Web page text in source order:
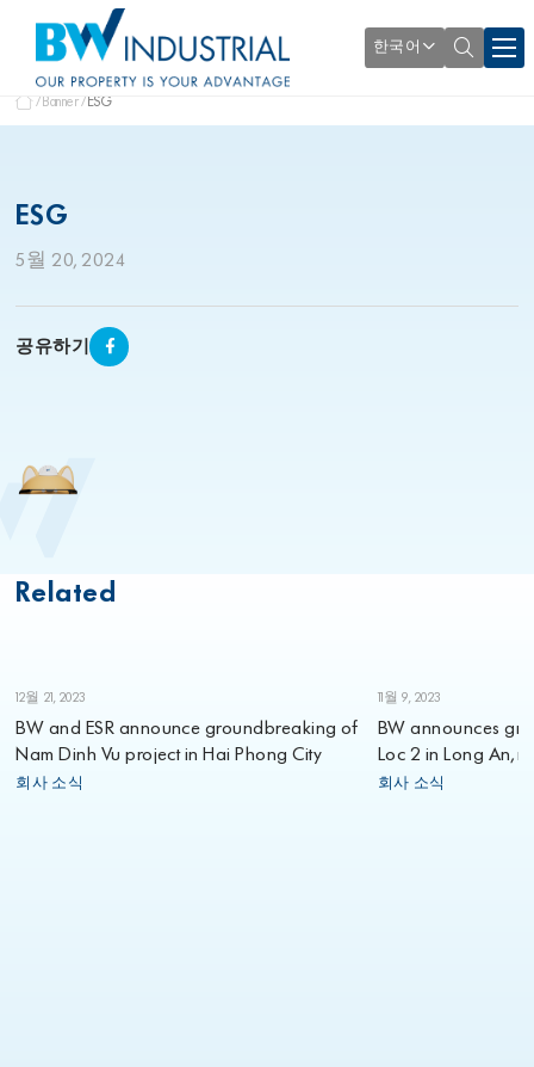
한국어
Banner ESG
ESG
5월 20, 2024
공유하기
Related
12월 21, 2023
BW and ESR announce groundbreaking of
Nam Dinh Vu project in Hai Phong City
회사 소식
11월 9, 2023
BW announces
Loc 2 in Long An,
2023
회사 소식